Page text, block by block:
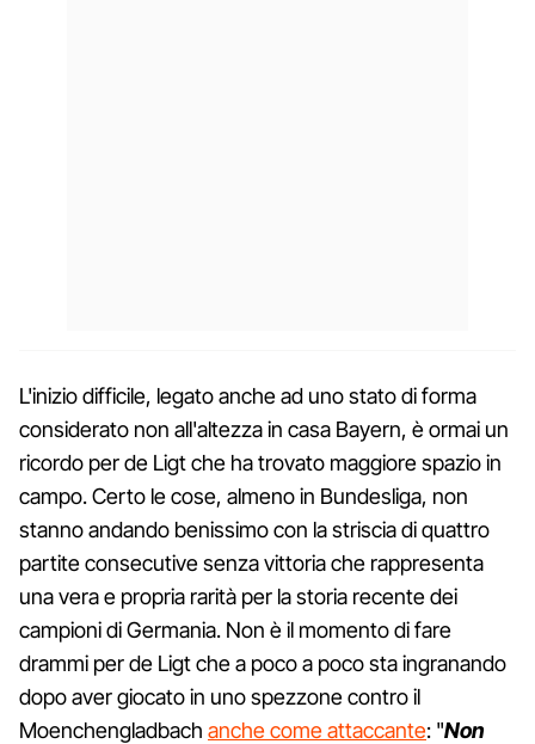
L'inizio difficile, legato anche ad uno stato di forma
considerato non all'altezza in casa Bayern, è ormai un
ricordo per de Ligt che ha trovato maggiore spazio in
campo. Certo le cose, almeno in Bundesliga, non
stanno andando benissimo con la striscia di quattro
partite consecutive senza vittoria che rappresenta
una vera e propria rarità per la storia recente dei
campioni di Germania. Non è il momento di fare
drammi per de Ligt che a poco a poco sta ingranando
dopo aver giocato in uno spezzone contro il
Moenchengladbach anche come attaccante: "Non